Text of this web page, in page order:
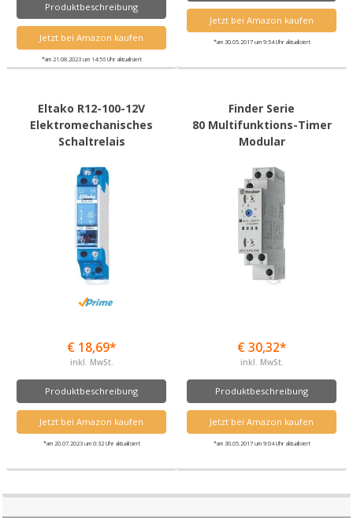
Produktbeschreibung
Jetzt bei Amazon kaufen
*am 21.08.2023 um 14:56 Uhr aktualisiert
Jetzt bei Amazon kaufen
*am 30.05.2017 um 9:54 Uhr aktualisiert
Eltako R12-100-12V
Elektromechanisches
Schaltrelais
€ 18,69*
inkl. MwSt.
Produktbeschreibung
Jetzt bei Amazon kaufen
*am 20.07.2023 um 0:32 Uhr aktualisiert
Finder Serie
80 Multifunktions-Timer
Modular
€ 30,32*
inkl. MwSt.
Produktbeschreibung
Jetzt bei Amazon kaufen
*am 30.05.2017 um 9:04 Uhr aktualisiert